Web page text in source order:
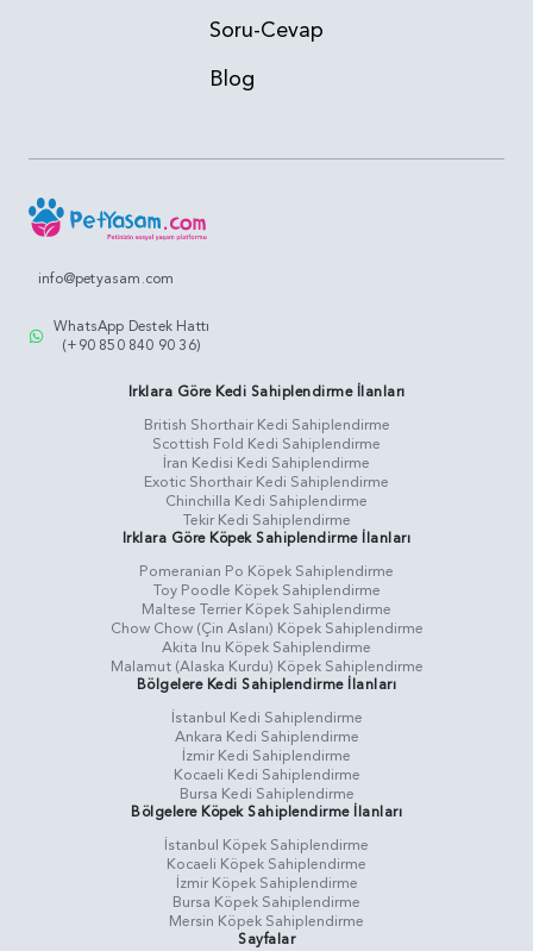
Soru-Cevap
Blog
info@petyasam.com
WhatsApp Destek Hattı
(+90 850 840 90 36)
Irklara Göre Kedi Sahiplendirme İlanları
British Shorthair Kedi Sahiplendirme
Scottish Fold Kedi Sahiplendirme
İran Kedisi Kedi Sahiplendirme
Exotic Shorthair Kedi Sahiplendirme
Chinchilla Kedi Sahiplendirme
Tekir Kedi Sahiplendirme
Irklara Göre Köpek Sahiplendirme İlanları
Pomeranian Po Köpek Sahiplendirme
Toy Poodle Köpek Sahiplendirme
Maltese Terrier Köpek Sahiplendirme
Chow Chow (Çin Aslanı) Köpek Sahiplendirme
Akita Inu Köpek Sahiplendirme
Malamut (Alaska Kurdu) Köpek Sahiplendirme
Bölgelere Kedi Sahiplendirme İlanları
İstanbul Kedi Sahiplendirme
Ankara Kedi Sahiplendirme
İzmir Kedi Sahiplendirme
Kocaeli Kedi Sahiplendirme
Bursa Kedi Sahiplendirme
Bölgelere Köpek Sahiplendirme İlanları
İstanbul Köpek Sahiplendirme
Kocaeli Köpek Sahiplendirme
İzmir Köpek Sahiplendirme
Bursa Köpek Sahiplendirme
Mersin Köpek Sahiplendirme
Sayfalar